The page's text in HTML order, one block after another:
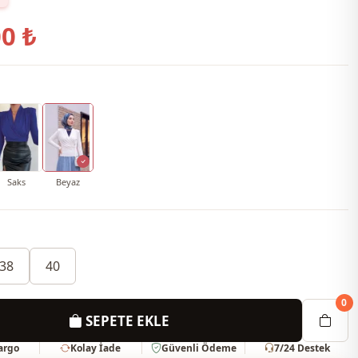
₺
Saks Beyaz
40
SEPETE EKLE
0
Kolay İade Güvenli Ödeme 7/24 Destek